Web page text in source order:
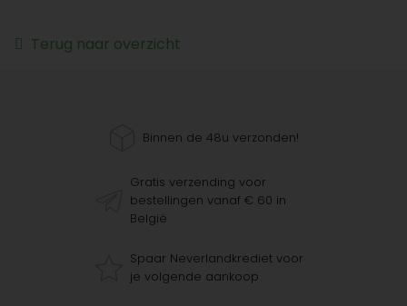
Terug naar overzicht
Binnen de 48u verzonden!
Gratis verzending voor
bestellingen vanaf € 60 in
België
Spaar Neverlandkrediet voor
je volgende aankoop